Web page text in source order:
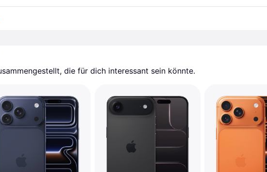
die für dich interessant sein könnte.